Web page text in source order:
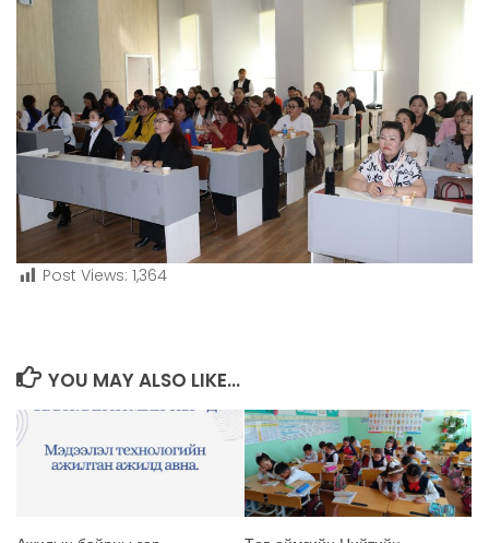
Post Views: 1,364
YOU MAY ALSO LIKE...